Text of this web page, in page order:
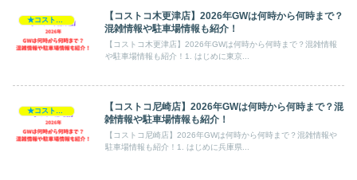
【コストコ木更津店】2026年GWは何時から何時まで？
混雑情報や駐車場情報も紹介！
【コストコ木更津店】2026年GWは何時から何時まで？混雑情報
や駐車場情報も紹介！1. はじめに東京...
【コストコ尼崎店】2026年GWは何時から何時まで？混
雑情報や駐車場情報も紹介！
【コストコ尼崎店】2026年GWは何時から何時まで？混雑情報や
駐車場情報も紹介！1. はじめに兵庫県...